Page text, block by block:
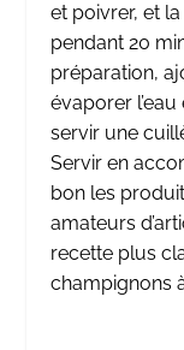
et poivrer, et
pendant 20
préparation,
évaporer
servir une
Servir en
bon les
amateurs
recette plus
champignons